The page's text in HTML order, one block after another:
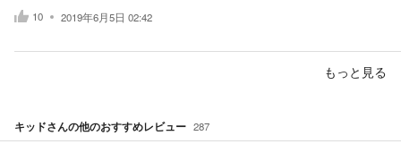
10 2019年6月5日 02:42
もっと見る
キッドさんの他のおすすめレビュー 287